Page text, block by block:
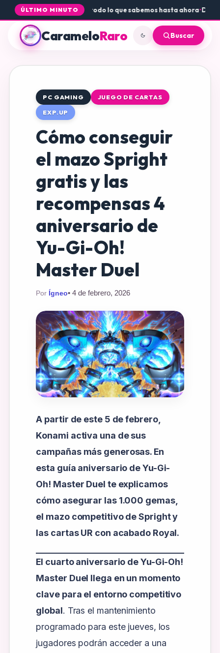
ÚLTIMO MINUTO
Core a PS5 y Xbox: todo lo que sabemos hasta ahora•Dónde
CarameloRaro Buscar
PC GAMING JUEGO DE CARTAS
EXP.UP
Cómo conseguir
el mazo Spright
gratis y las
recompensas 4
aniversario de
Yu-Gi-Oh!
Master Duel
Por Ígneo• 4 de febrero, 2026
A partir de este 5 de febrero,
Konami activa una de sus
campañas más generosas. En
esta guía aniversario de Yu-Gi-
Oh! Master Duel te explicamos
cómo asegurar las 1.000 gemas,
el mazo competitivo de Spright y
las cartas UR con acabado Royal.
El cuarto aniversario deYu-Gi-Oh!
Master Duel llega en un momento
clave para el entorno competitivo
global. Tras el mantenimiento
programado para este jueves, los
jugadores podrán acceder a una